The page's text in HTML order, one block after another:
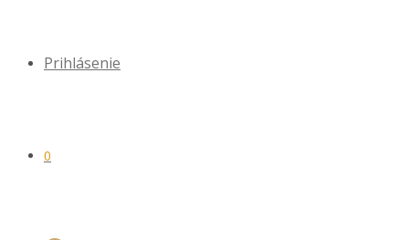
Prihlásenie
0